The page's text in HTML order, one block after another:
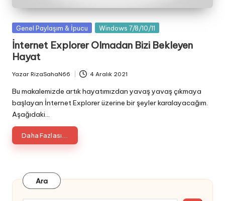
Posted
in
Genel Paylaşım & İpucu Windows 7/8/10/11
İnternet Explorer Olmadan Bizi Bekleyen
Hayat
Posted
by
Yazar RizaSahaN66 4 Aralık 2021
Bu makalemizde artık hayatımızdan yavaş yavaş çıkmaya
başlayan İnternet Explorer üzerine bir şeyler karalayacağım.
Aşağıdaki…
Daha Fazlası...
Ara